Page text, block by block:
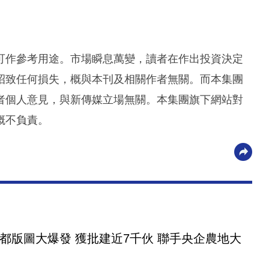
參考用途。市場瞬息萬變，讀者在作出投資決定
任何損失，概與本刊及相關作者無關。而本集團
人意見，與新傳媒立場無關。本集團旗下網站對
負責。
版圖大爆發 獲批建近7千伙 聯手央企農地大